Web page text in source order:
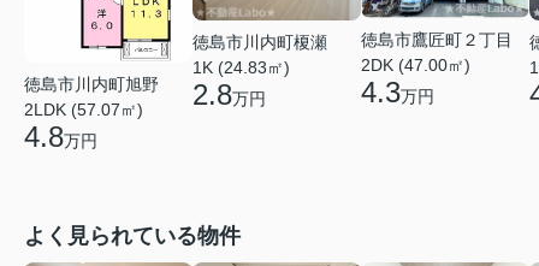
徳島市川内町旭野
2LDK (57.07㎡)
4.8万円
徳島市川内町榎瀬
1K (24.83㎡)
2.8万円
徳島市鷹匠町２丁目
2DK (47.00㎡)
4.3万円
よく見られている物件